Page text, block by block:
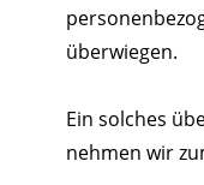
überwiegen.
Ein solches
nehmen wir